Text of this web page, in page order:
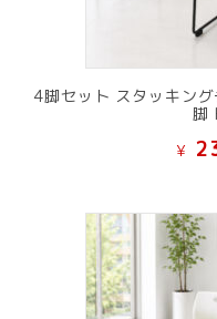
4脚セット スタッキン
脚
¥